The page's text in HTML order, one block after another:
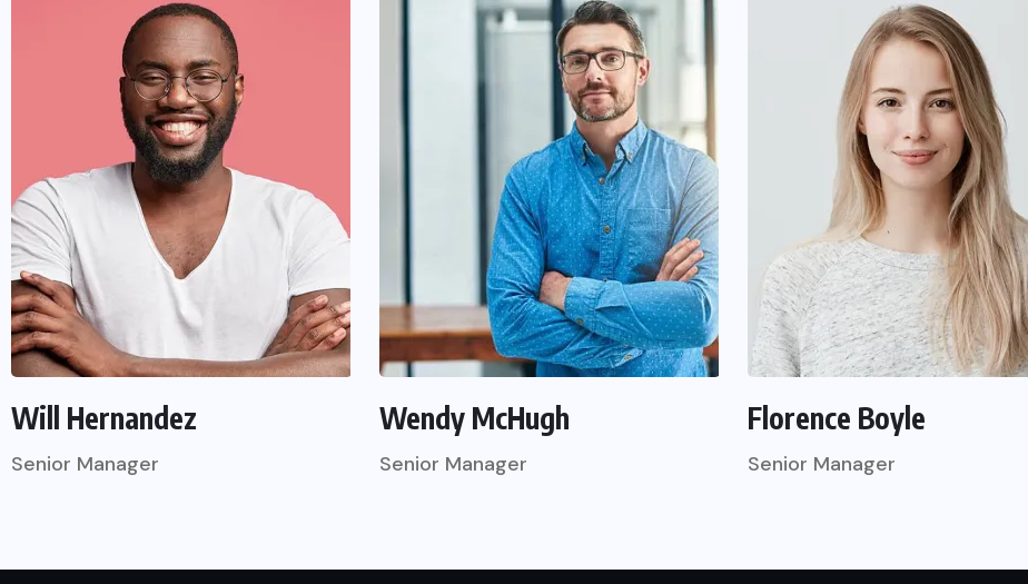
Will Hernandez
Senior Manager
Wendy McHugh
Senior Manager
Florence Boyle
Senior Manager